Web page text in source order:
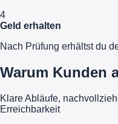
4
Geld erhalten
Nach Prüfung erhältst du
Warum Kunden
Klare Abläufe,
Erreichbarkeit